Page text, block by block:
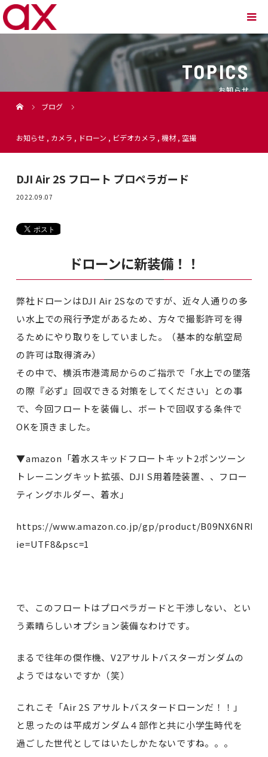
TOPICS
お知らせ
ブログ
お知らせ , カメラ , ドローン , ビデオカメラ ,機材 , 空撮
DJI Air 2S フロート プロペラガード
2022.09.07
ドローンに新装備！！
弊社ドローンはDJI Air 2Sなのですが、近々人通りの多
い水上での飛行予定があるため、方々で撮影許可を得
るためにやり取りをしていました。（基本的な航空局
の許可は取得済み）
その中で、横浜市港湾局からのご指示で「水上での墜落
の際『必ず』回収できる対策をしてください」との事
で、今回フロートを装備し、ボートで回収する条件で
OKを頂きました。
▼amazon「着水スキッドフロートキット2ポンツーン
トレーニングキット拡張、DJI S用着陸装置、、フロー
ティングホルダー、着水」
https://www.amazon.co.jp/gp/product/
ie=UTF8&psc=1
で、このフロートはプロペラガードと干渉しない、とい
う素晴らしいオプション装備なわけです。
まるで往年の傑作機、V2アサルトバスターガンダムの
ようではないですか（笑）
これこそ「Air 2S アサルトバスタードローンだ！！」
と思ったのは平成ガンダム４部作と共に小学生時代を
過ごした世代としてはいたしかたないですね。。。